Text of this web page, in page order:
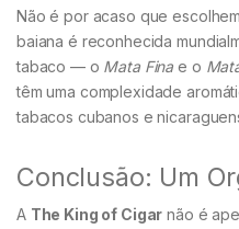
Não é por acaso que
baiana é reconhecida
tabaco — o Mata Fina e o
têm uma complexidade
tabacos cubanos e
Conclusão: Um
A The King of Cigar não é